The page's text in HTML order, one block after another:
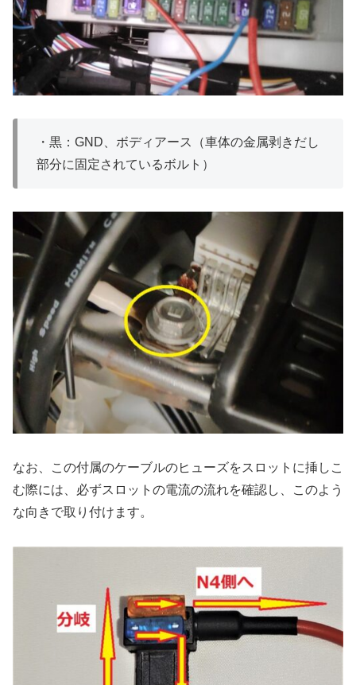
・黒：GND、ボディアース（車体の金属剥きだし
部分に固定されているボルト）
なお、この付属のケーブルのヒューズをスロットに挿しこ
む際には、必ずスロットの電流の流れを確認し、このよう
な向きで取り付けます。